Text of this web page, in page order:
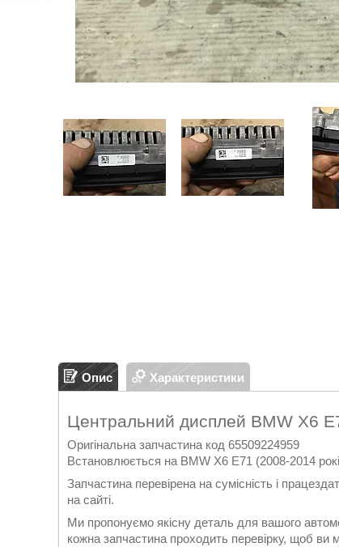
Опис Характеристики
Центральний дисплей BMW X6
Оригінальна запчастина код 65509224959
Встановлюється на BMW X6 E71 (2008-2014
Запчастина перевірена на сумісність і
на сайті.
Ми пропонуємо якісну деталь для вашого
кожна запчастина проходить перевірку, щоб ви